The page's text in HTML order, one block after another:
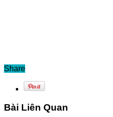
Share
Bài Liên Quan